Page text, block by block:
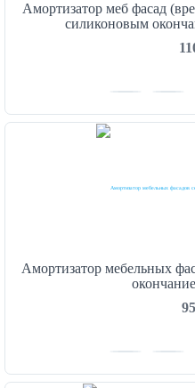
Амортизатор меб фасад
силиконовым
Амортизатор мебельных